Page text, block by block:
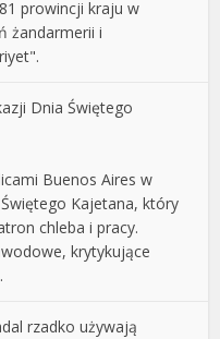
prowincji kraju w
żandarmerii i
Dnia Świętego
Buenos Aires w
Kajetana, który
chleba i pracy.
krytykujące
rzadko używają